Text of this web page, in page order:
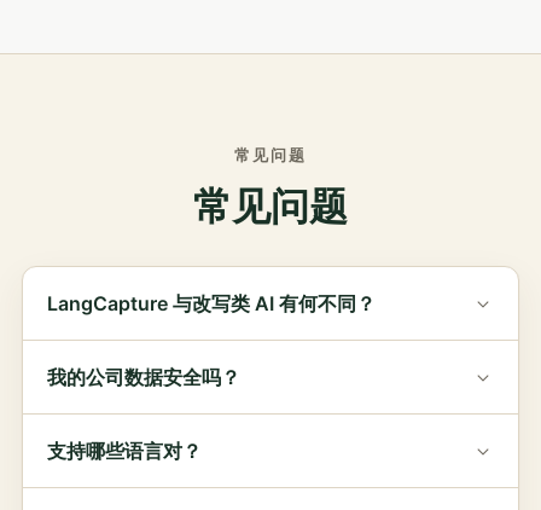
常见问题
常见问题
LangCapture 与改写类 AI 有何不同？
我的公司数据安全吗？
支持哪些语言对？